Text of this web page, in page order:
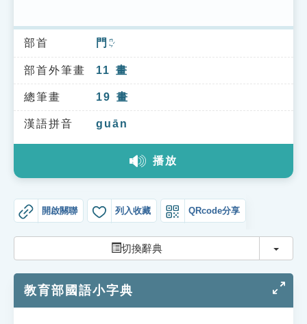
索引選單
知識索引
單字索引
生命大百科索引
教學應用
貓頭鷹博士
部首 門 ㄇㄣˊ
部首外筆畫 11 畫
總筆畫 19 畫
漢語拼音 guān
播放
開啟關聯 列入收藏 QRcode分享
切換辭典 切換
教育部國語小字典